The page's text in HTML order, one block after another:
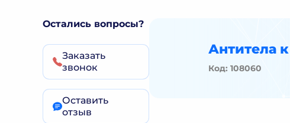
Остались вопросы?
Заказать
звонок
Оставить
отзыв
Антитела
Код: 108060